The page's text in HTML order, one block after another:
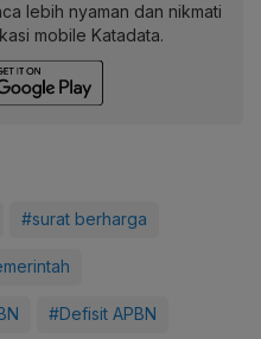
lebih nyaman dan nikmati
mobile Katadata.
#surat berharga
#Defisit APBN